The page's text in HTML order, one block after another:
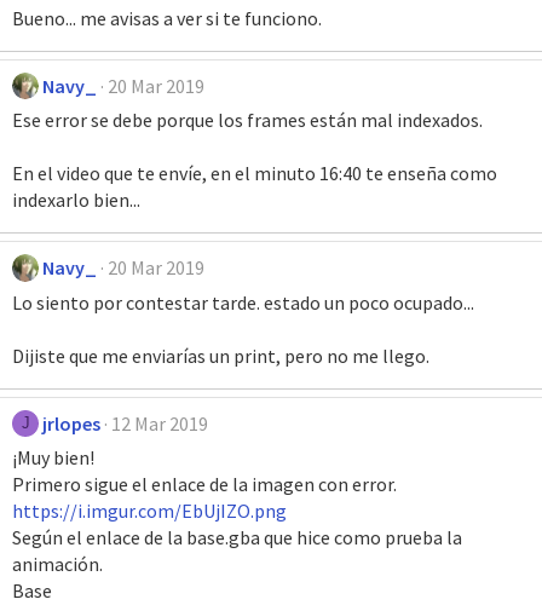
Bueno... me avisas a ver si te funciono.
Navy_
20 Mar 2019
Ese error se debe porque los frames están mal indexados.
En el video que te envíe, en el minuto 16:40 te enseña como
indexarlo bien...
Navy_
20 Mar 2019
Lo siento por contestar tarde. estado un poco ocupado...
Dijiste que me enviarías un print, pero no me llego.
J jrlopes 12 Mar 2019
¡Muy bien!
Primero sigue el enlace de la imagen con error.
https://i.imgur.com/EbUjIZO.png
Según el enlace de la base.gba que hice como prueba la
animación.
Base